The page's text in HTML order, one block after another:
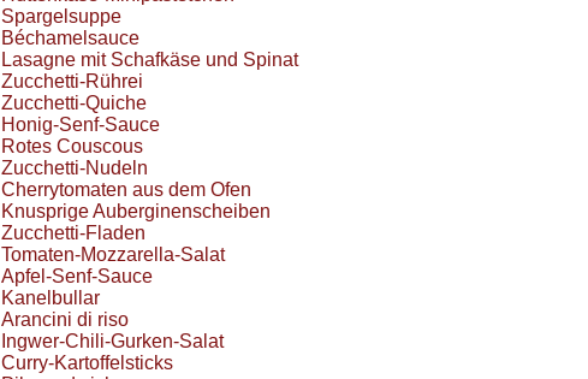
Spargelsuppe
Béchamelsauce
Lasagne mit Schafkäse und Spinat
Zucchetti-Rührei
Zucchetti-Quiche
Honig-Senf-Sauce
Rotes Couscous
Zucchetti-Nudeln
Cherrytomaten aus dem Ofen
Knusprige Auberginenscheiben
Zucchetti-Fladen
Tomaten-Mozzarella-Salat
Apfel-Senf-Sauce
Kanelbullar
Arancini di riso
Ingwer-Chili-Gurken-Salat
Curry-Kartoffelsticks